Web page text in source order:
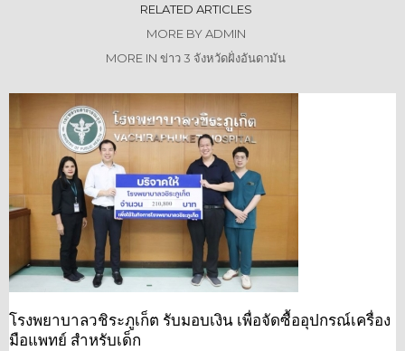
RELATED ARTICLES
MORE BY ADMIN
MORE IN ข่าว 3 จังหวัดฝั่งอันดามัน
โรงพยาบาลวชิระภูเก็ต รับมอบเงิน เพื่อจัดซื้ออุปกรณ์เครื่อง
มือแพทย์ สำหรับเด็ก